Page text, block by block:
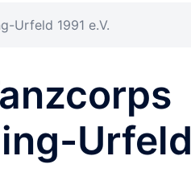
Urfeld 1991 e.V.
Urfeld